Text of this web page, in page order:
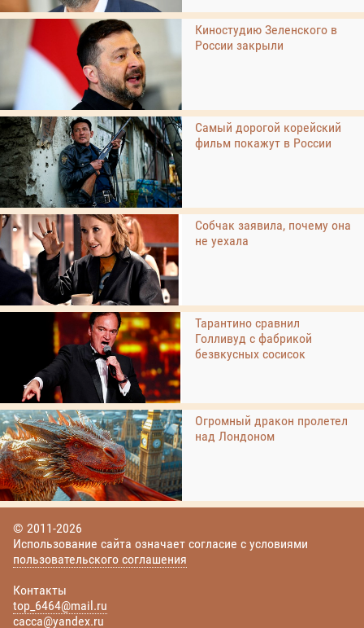
Киностудию Зеленского в
России закрыли
Самый дорогой корейский
фильм покажут в России
Собчак заявила, почему она
не уехала
Тарантино сравнил
Голливуд с фабрикой
безвкусных сосисок
Огромный дракон пролетел
над Лондоном
© 2011-2026
Использование сайта означает согласие с условиями
пользовательского соглашения
Контакты
top_6464@mail.ru
cacca@yandex.ru